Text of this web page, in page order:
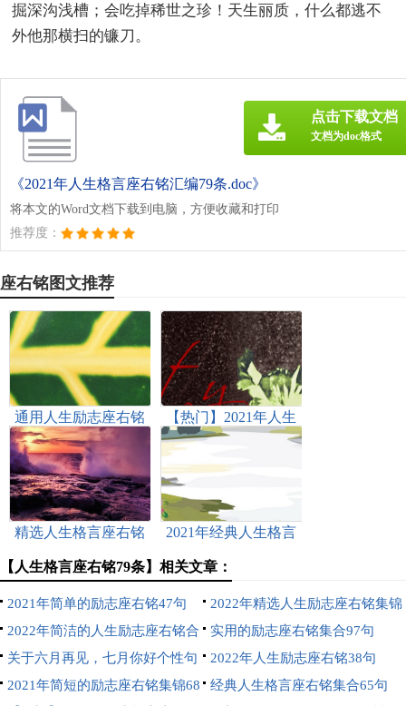
掘深沟浅槽；会吃掉稀世之珍！天生丽质，什么都逃不
外他那横扫的镰刀。
《2021年人生格言座右铭汇编79条.doc》
将本文的Word文档下载到电脑，方便收藏和打印
推荐度：
点击下载文档
文档为doc格式
座右铭图文推荐
通用人生励志座右铭
合集45句
【热门】2021年人生
格言座右铭汇总69句
精选人生格言座右铭
2021年经典人生格言
【人生格言座右铭79条】相关文章：
2021年简单的励志座右铭47句
2022年精选人生励志座右铭集锦
67条
2022年简洁的人生励志座右铭合
集95句
实用的励志座右铭集合97句
关于六月再见，七月你好个性句
子座右铭（精选40句）
2022年人生励志座右铭38句
2021年简短的励志座右铭集锦68
经典人生格言座右铭集合65句